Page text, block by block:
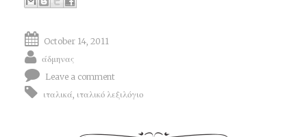
October 14, 2011
άδμηνας
Leave a comment
ιταλικά ιταλικό λεξιλόγιο